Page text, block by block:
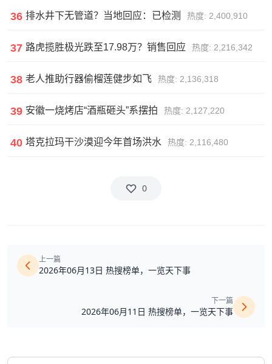
36 排水井下无管道？当地回应：已检测 热度: 2,400,910
37 路虎揽胜极光跌至17.98万？销售回应 热度: 2,216,342
38 老人推助行器偷榴莲健步如飞 热度: 2,136,318
39 安徽一烧烤店“酒瓶砸头”系摆拍 热度: 2,127,220
40 塔克拉玛干沙漠迎今年首场洪水 热度: 2,116,480
0
上一篇
2026年06月13日 热搜榜单，一览天下事
下一篇
2026年06月11日 热搜榜单，一览天下事